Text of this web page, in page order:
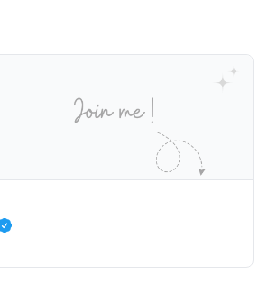
看：
印度就业务注
注册证书和注册企业的介绍/支持信
何为印度经济做出贡献的详细计
居住共12年后有资格申请印度公民
连续居住11年，短暂缺席的少数例
双重国籍，申请人必须放弃其原始
币2千）。 申请人提交材料
、无犯罪证明，以及最后一次进入
材料必须公证并翻译成西班牙语。
五年、具备流利西班牙语、对当地
可以入籍成为危地马拉公民。 那
政策有吸引力吗？我们来看看：